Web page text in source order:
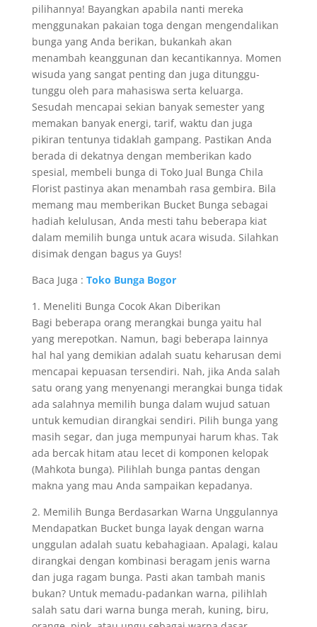
pilihannya! Bayangkan apabila nanti mereka
menggunakan pakaian toga dengan mengendalikan
bunga yang Anda berikan, bukankah akan
menambah keanggunan dan kecantikannya. Momen
wisuda yang sangat penting dan juga ditunggu-
tunggu oleh para mahasiswa serta keluarga.
Sesudah mencapai sekian banyak semester yang
memakan banyak energi, tarif, waktu dan juga
pikiran tentunya tidaklah gampang. Pastikan Anda
berada di dekatnya dengan memberikan kado
spesial, membeli bunga di Toko Jual Bunga Chila
Florist pastinya akan menambah rasa gembira. Bila
memang mau memberikan Bucket Bunga sebagai
hadiah kelulusan, Anda mesti tahu beberapa kiat
dalam memilih bunga untuk acara wisuda. Silahkan
disimak dengan bagus ya Guys!
Baca Juga : Toko Bunga Bogor
1. Meneliti Bunga Cocok Akan Diberikan
Bagi beberapa orang merangkai bunga yaitu hal
yang merepotkan. Namun, bagi beberapa lainnya
hal hal yang demikian adalah suatu keharusan demi
mencapai kepuasan tersendiri. Nah, jika Anda salah
satu orang yang menyenangi merangkai bunga tidak
ada salahnya memilih bunga dalam wujud satuan
untuk kemudian dirangkai sendiri. Pilih bunga yang
masih segar, dan juga mempunyai harum khas. Tak
ada bercak hitam atau lecet di komponen kelopak
(Mahkota bunga). Pilihlah bunga pantas dengan
makna yang mau Anda sampaikan kepadanya.
2. Memilih Bunga Berdasarkan Warna Unggulannya
Mendapatkan Bucket bunga layak dengan warna
unggulan adalah suatu kebahagiaan. Apalagi, kalau
dirangkai dengan kombinasi beragam jenis warna
dan juga ragam bunga. Pasti akan tambah manis
bukan? Untuk memadu-padankan warna, pilihlah
salah satu dari warna bunga merah, kuning, biru,